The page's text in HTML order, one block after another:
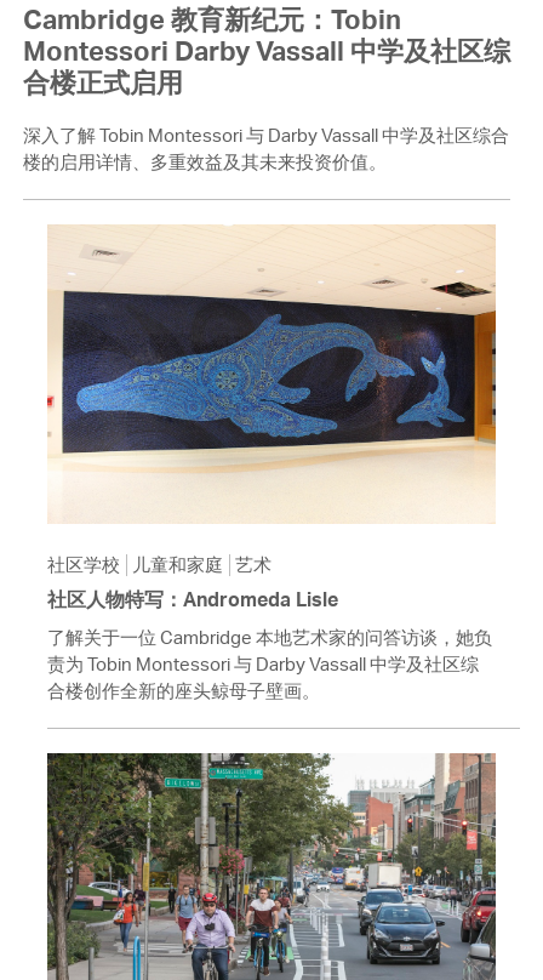
Cambridge 教育新纪元：Tobin
Montessori Darby Vassall 中学及社区综
合楼正式启用
深入了解 Tobin Montessori 与 Darby Vassall 中学及社区综合
楼的启用详情、多重效益及其未来投资价值。
社区学校 儿童和家庭 艺术
社区人物特写：Andromeda Lisle
了解关于一位 Cambridge 本地艺术家的问答访谈，她负
责为 Tobin Montessori 与 Darby Vassall 中学及社区综
合楼创作全新的座头鲸母子壁画。